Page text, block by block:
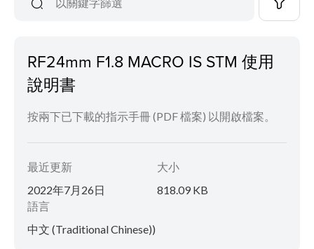
RF24mm F1.8 MACRO IS STM 使用
說明書
按兩下已下載的指示手冊 (PDF 檔案) 以開啟檔案。
最近更新
2022年7月26日
大小
818.09 KB
語言
中文 (Traditional Chinese))